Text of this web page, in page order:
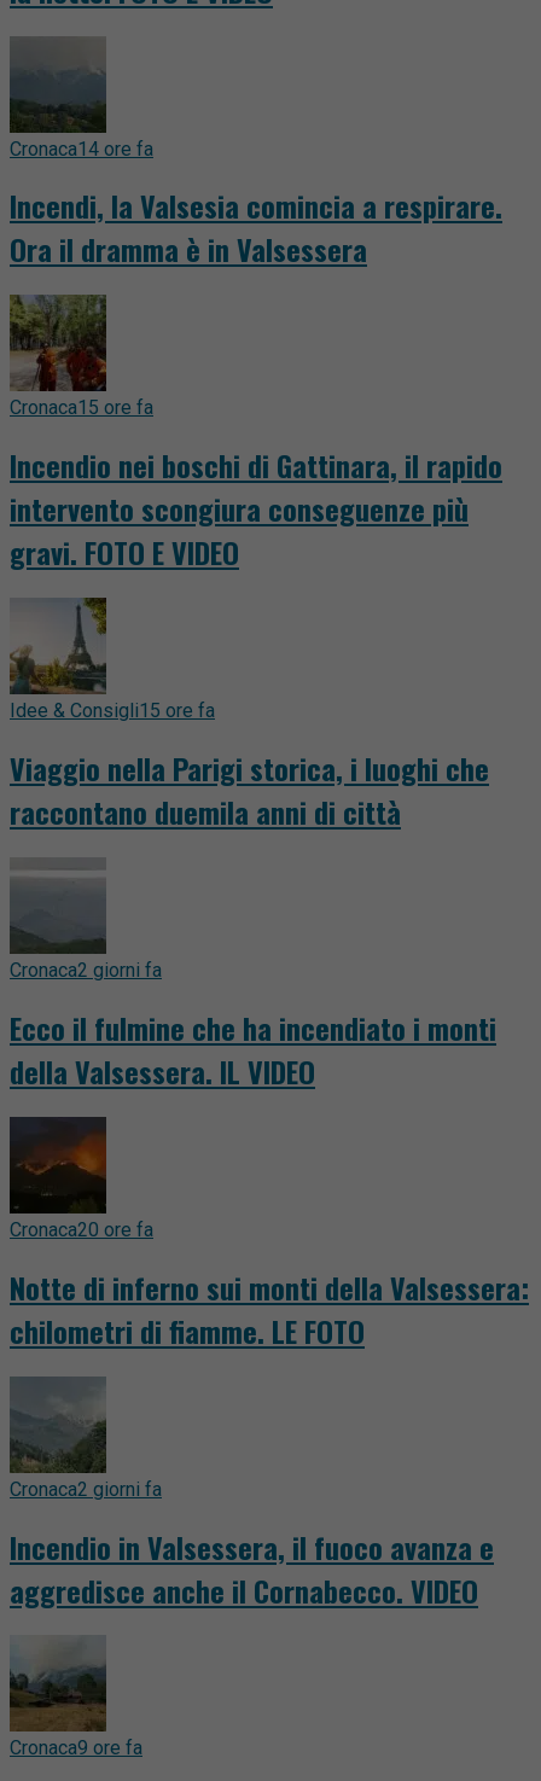
Cronaca14 ore fa
Incendi, la Valsesia comincia a respirare.
Ora il dramma è in Valsessera
Cronaca15 ore fa
Incendio nei boschi di Gattinara, il rapido
intervento scongiura conseguenze più
gravi. FOTO E VIDEO
Idee & Consigli15 ore fa
Viaggio nella Parigi storica, i luoghi che
raccontano duemila anni di città
Cronaca2 giorni fa
Ecco il fulmine che ha incendiato i monti
della Valsessera. IL VIDEO
Cronaca20 ore fa
Notte di inferno sui monti della Valsessera:
chilometri di fiamme. LE FOTO
Cronaca2 giorni fa
Incendio in Valsessera, il fuoco avanza e
aggredisce anche il Cornabecco. VIDEO
Cronaca9 ore fa